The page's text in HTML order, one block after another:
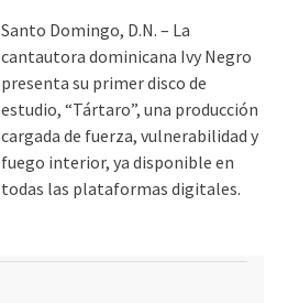
Santo Domingo, D.N. – La
cantautora dominicana Ivy Negro
presenta su primer disco de
estudio, “Tártaro”, una producción
cargada de fuerza, vulnerabilidad y
fuego interior, ya disponible en
todas las plataformas digitales.